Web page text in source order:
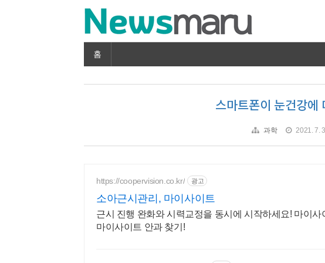
홈
스마트폰이 눈건강에
과학 2021. 7.
https://coopervision.co.kr/ 광고
소아근시관리, 마이사이트
근시 진행 완화와 시력교정을 동시에 시작하세요! 마이
마이사이트 안과 찾기!